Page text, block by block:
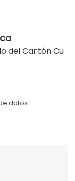
del Cantón Cu
datos